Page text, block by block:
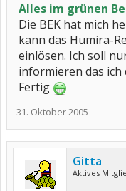
Alles im grünen
Die BEK hat mich
kann das Humira-
einlösen. Ich soll
informieren das ich
Fertig
31. Oktober 2005
Gitta
Aktives